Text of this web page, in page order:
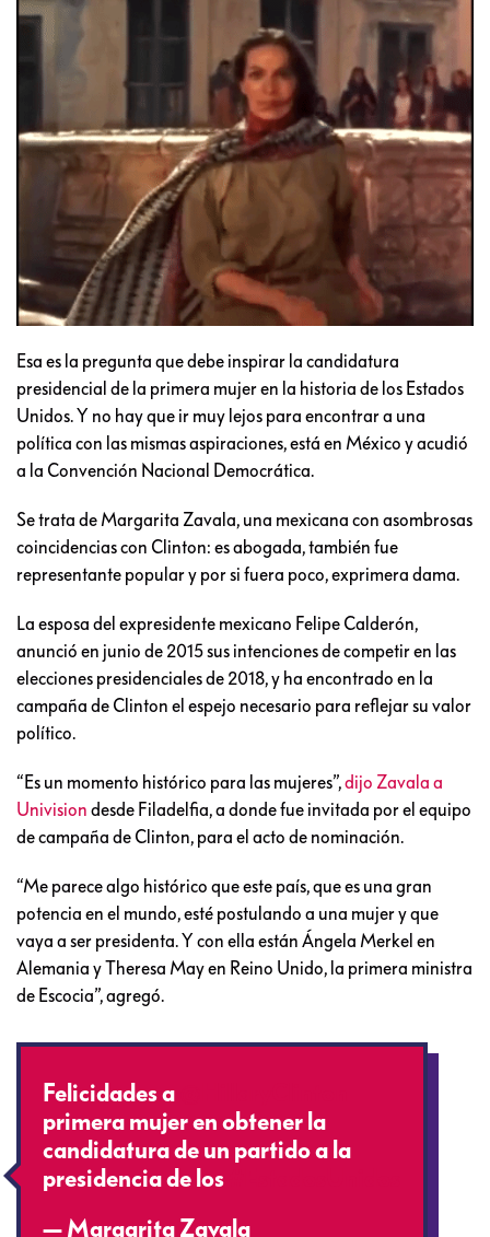
Esa es la pregunta que debe inspirar la candidatura
presidencial de la primera mujer en la historia de los Estados
Unidos. Y no hay que ir muy lejos para encontrar a una
política con las mismas aspiraciones, está en México y acudió
a la Convención Nacional Democrática.
Se trata de Margarita Zavala, una mexicana con asombrosas
coincidencias con Clinton: es abogada, también fue
representante popular y por si fuera poco, exprimera dama.
La esposa del expresidente mexicano Felipe Calderón,
anunció en junio de 2015 sus intenciones de competir en las
elecciones presidenciales de 2018, y ha encontrado en la
campaña de Clinton el espejo necesario para reflejar su valor
político.
“Es un momento histórico para las mujeres”, dijo Zavala a
Univision desde Filadelfia, a donde fue invitada por el equipo
de campaña de Clinton, para el acto de nominación.
“Me parece algo histórico que este país, que es una gran
potencia en el mundo, esté postulando a una mujer y que
vaya a ser presidenta. Y con ella están Ángela Merkel en
Alemania y Theresa May en Reino Unido, la primera ministra
de Escocia”, agregó.
Felicidades a
primera mujer en obtener la
candidatura de un partido a la
presidencia de los
— Margarita Zavala